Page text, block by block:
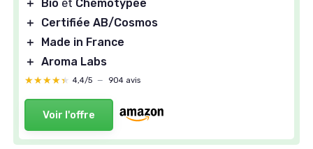
＋ Bio et Chémotypée
＋
Certifiée AB/Cosmos
＋
Made in France
＋ Aroma Labs
★★★★★
★★★★★ 4,4/5 — 904 avis
Voir l'offre